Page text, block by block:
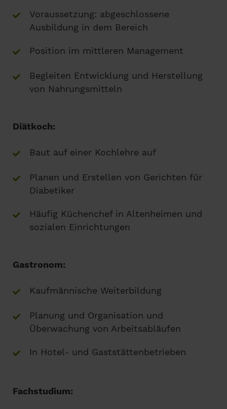
Voraussetzung: abgeschlossene
Ausbildung in dem Bereich
Position im mittleren Management
Begleiten Entwicklung und Herstellung
von Nahrungsmitteln
Diätkoch:
Baut auf einer Kochlehre auf
Planen und Erstellen von Gerichten für
Diabetiker
Häufig Küchenchef in Altenheimen und
sozialen Einrichtungen
Gastronom:
Kaufmännische Weiterbildung
Planung und Organisation und
Überwachung von Arbeitsabläufen
In Hotel- und Gaststättenbetrieben
Fachstudium: